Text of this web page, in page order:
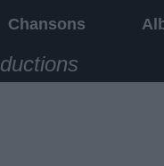
Chansons